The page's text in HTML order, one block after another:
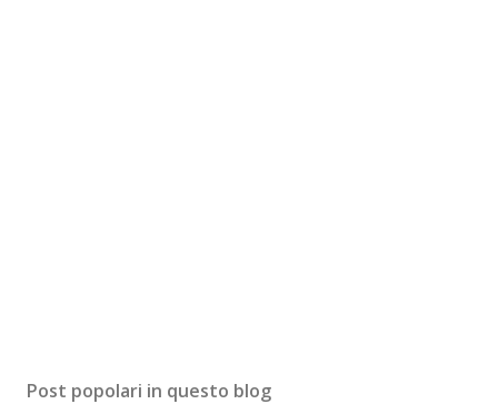
Post popolari in questo blog